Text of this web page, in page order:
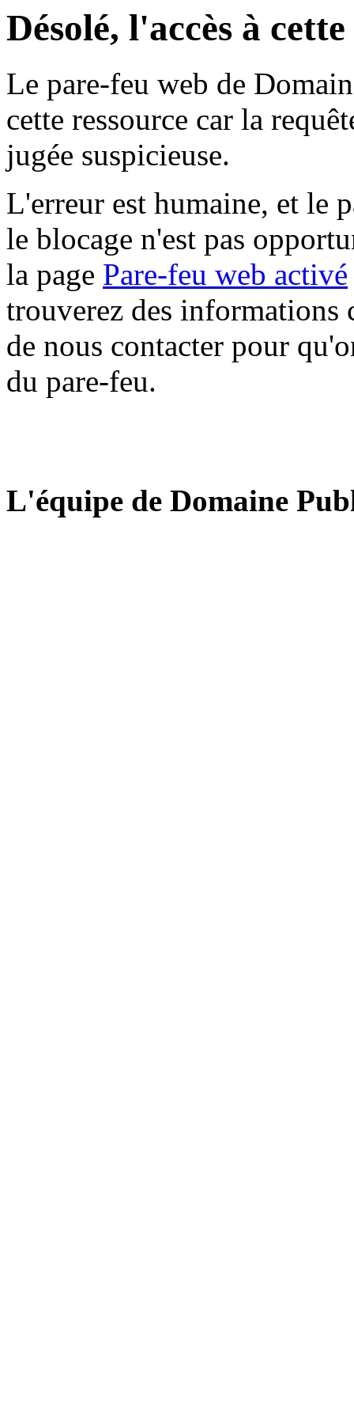
Désolé, l'accès à
Le pare-feu web de
cette ressource car la
jugée suspicieuse.
L'erreur est humaine, et le
le blocage n'est pas
la page Pare-feu web activé
trouverez des informations
de nous contacter pour
du pare-feu.
L'équipe de Domaine